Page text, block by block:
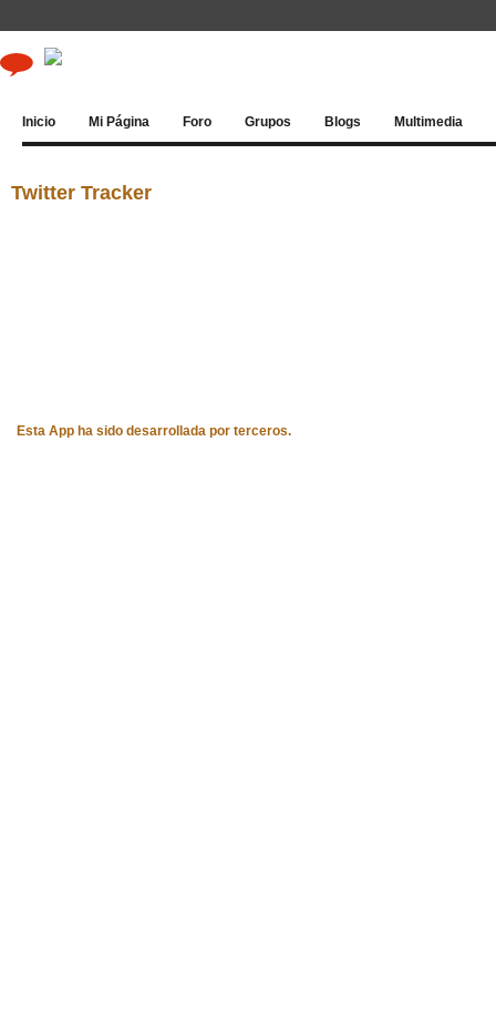
Inicio Mi Página Foro Grupos Blogs Multimedia
Twitter Tracker
Esta App ha sido desarrollada por terceros.